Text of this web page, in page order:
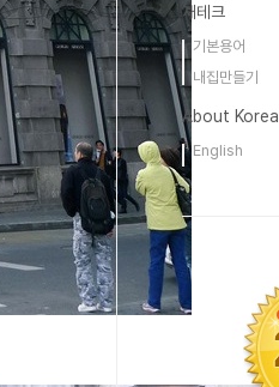
재테크
기본용어
내집만들기
About Korea
English